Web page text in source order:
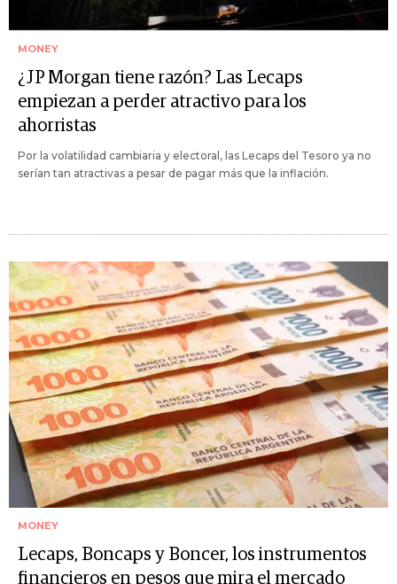
MONEY
¿JP Morgan tiene razón? Las Lecaps
empiezan a perder atractivo para los
ahorristas
Por la volatilidad cambiaria y electoral, las Lecaps del Tesoro ya no
serían tan atractivas a pesar de pagar más que la inflación.
MONEY
Lecaps, Boncaps y Boncer, los instrumentos
financieros en pesos que mira el mercado